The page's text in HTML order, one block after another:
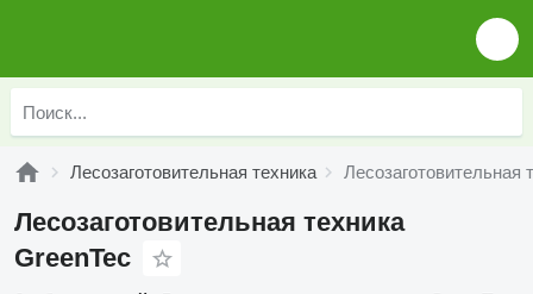
Лесозаготовительная техника Лесозаготовительная
Лесозаготовительная техника
GreenTec